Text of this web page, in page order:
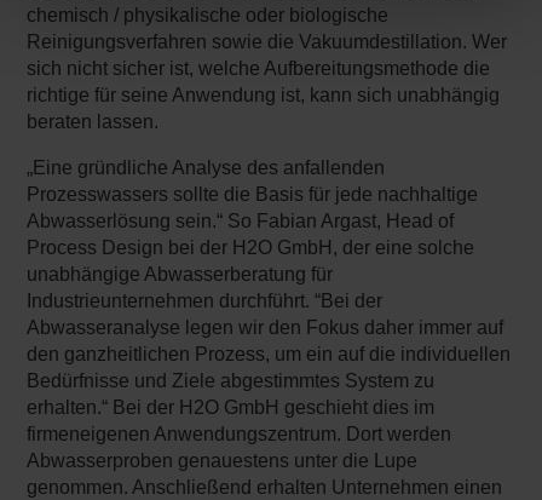
chemisch / physikalische oder biologische
Reinigungsverfahren sowie die Vakuumdestillation. Wer
sich nicht sicher ist, welche Aufbereitungsmethode die
richtige für seine Anwendung ist, kann sich unabhängig
beraten lassen.
„Eine gründliche Analyse des anfallenden
Prozesswassers sollte die Basis für jede nachhaltige
Abwasserlösung sein.“ So Fabian Argast, Head of
Process Design bei der H2O GmbH, der eine solche
unabhängige Abwasserberatung für
Industrieunternehmen durchführt. “Bei der
Abwasseranalyse legen wir den Fokus daher immer auf
den ganzheitlichen Prozess, um ein auf die individuellen
Bedürfnisse und Ziele abgestimmtes System zu
erhalten.“ Bei der H2O GmbH geschieht dies im
firmeneigenen Anwendungszentrum. Dort werden
Abwasserproben genauestens unter die Lupe
genommen. Anschließend erhalten Unternehmen einen